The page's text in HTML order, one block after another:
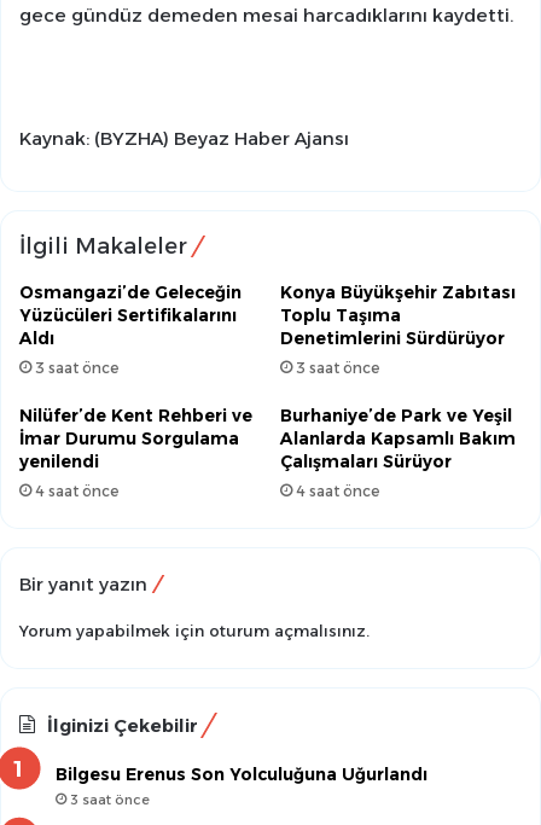
gece gündüz demeden mesai harcadıklarını kaydetti.
Kaynak: (BYZHA) Beyaz Haber Ajansı
İlgili Makaleler
Osmangazi’de Geleceğin
Yüzücüleri Sertifikalarını
Aldı
3 saat önce
Konya Büyükşehir Zabıtası
Toplu Taşıma
Denetimlerini Sürdürüyor
3 saat önce
Nilüfer’de Kent Rehberi ve
İmar Durumu Sorgulama
yenilendi
4 saat önce
Burhaniye’de Park ve Yeşil
Alanlarda Kapsamlı Bakım
Çalışmaları Sürüyor
4 saat önce
Bir yanıt yazın
Yorum yapabilmek için oturum açmalısınız.
İlginizi Çekebilir
Bilgesu Erenus Son Yolculuğuna Uğurlandı
3 saat önce